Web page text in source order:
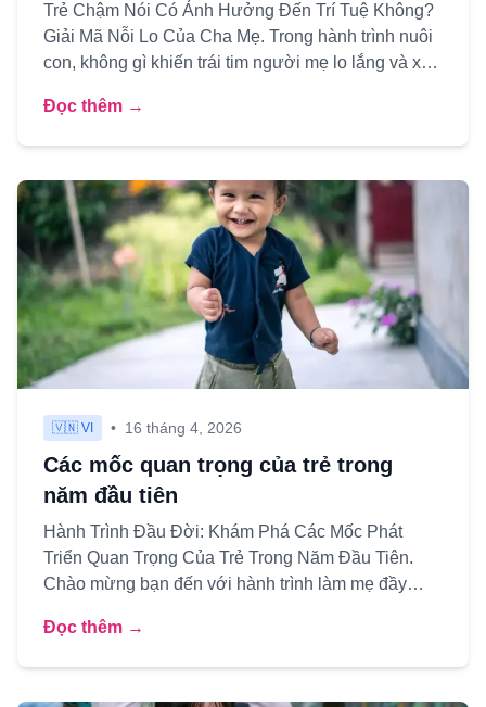
Trẻ Chậm Nói Có Ảnh Hưởng Đến Trí Tuệ Không?
Giải Mã Nỗi Lo Của Cha Mẹ. Trong hành trình nuôi
con, không gì khiến trái tim người mẹ lo lắng và xót
Đọc thêm →
🇻🇳 VI • 16 tháng 4, 2026
Các mốc quan trọng của trẻ trong
năm đầu tiên
Hành Trình Đầu Đời: Khám Phá Các Mốc Phát
Triển Quan Trọng Của Trẻ Trong Năm Đầu Tiên.
Chào mừng bạn đến với hành trình làm mẹ đầy
Đọc thêm →